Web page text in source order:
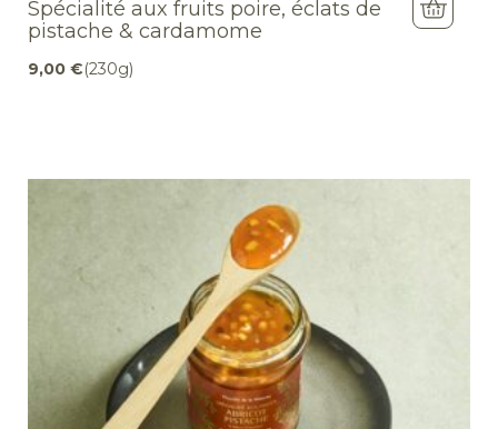
Spécialité aux fruits poire, éclats de
pistache & cardamome
9,00 €(230g)